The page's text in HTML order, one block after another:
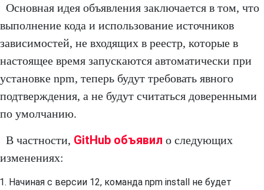
Основная идея объявления заключается в том, что
выполнение кода и использование источников
зависимостей, не входящих в реестр, которые в
настоящее время запускаются автоматически при
установке npm, теперь будут требовать явного
подтверждения, а не будут считаться доверенными
по умолчанию.
В частности, GitHub объявил о следующих
изменениях:
Начиная с версии 12, команда npm install не будет